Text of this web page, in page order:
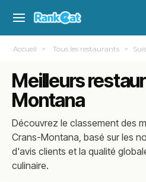
Accueil Tous les restaurants
Meilleurs
Montana
Découvrez le classement des
Crans-Montana, basé sur les
d'avis clients et la qualité
culinaire.